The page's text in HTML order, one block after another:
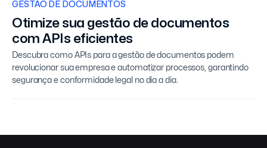
GESTÃO DE DOCUMENTOS
Otimize sua gestão de documentos
com APIs eficientes
Descubra como APIs para a gestão de documentos podem
revolucionar sua empresa e automatizar processos, garantindo
segurança e conformidade legal no dia a dia.